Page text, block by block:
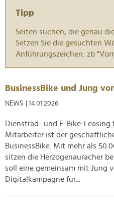
Tipp
Seiten suchen, die genau
Setzen Sie die gesuchten
Anführungszeichen: zb
BusinessBike und Jung
NEWS | 14.01.2026
Dienstrad- und E-Bike-
Mitarbeiter ist der
BusinessBike. Mit mehr als
sitzen die Herzogenauracher
soll eine gemeinsam mit Jung
Digitalkampagne für...